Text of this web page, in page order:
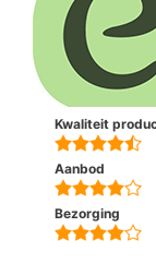
Kwaliteit
Aanbod
Bezorging